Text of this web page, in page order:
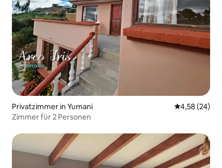
Privatzimmer in Yumani
4,58 (24)
Zimmer für 2 Personen